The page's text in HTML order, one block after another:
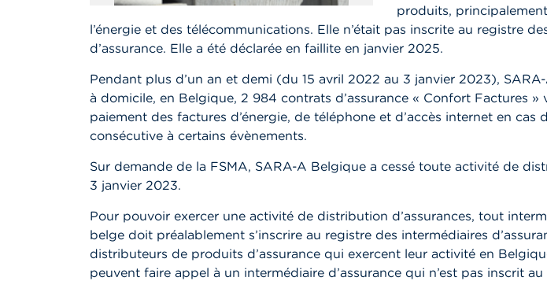
produits,
l’énergie et des télécommunications. Elle n’était pas inscrite au registre
d’assurance. Elle a été déclarée en faillite en janvier 2025.
Pendant plus d’un an et demi (du 15 avril 2022 au 3 janvier 2023),
à domicile, en Belgique, 2 984 contrats d’assurance « Confort Factures »
paiement des factures d’énergie, de téléphone et d’accès internet en cas
consécutive à certains évènements.
Sur demande de la FSMA, SARA-A Belgique a cessé toute activité de
3 janvier 2023.
Pour pouvoir exercer une activité de distribution d’assurances, tout
belge doit préalablement s’inscrire au registre des intermédiaires
distributeurs de produits d’assurance qui exercent leur activité en
peuvent faire appel à un intermédiaire d’assurance qui n’est pas inscrit